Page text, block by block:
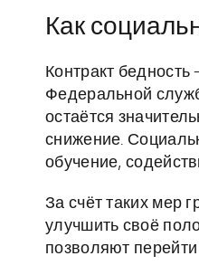
Как
Контракт
Федеральной
остаётся
снижение.
обучение,
За счёт таких мер
улучшить своё
позволяют